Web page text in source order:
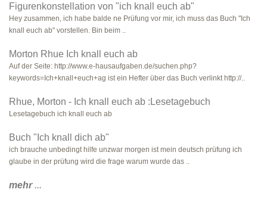
Figurenkonstellation von "ich knall euch ab"
Hey zusammen, ich habe balde ne Prüfung vor mir, ich muss das Buch "Ich
knall euch ab" vorstellen. Bin beim ..
Morton Rhue Ich knall euch ab
Auf der Seite: http://www.e-hausaufgaben.de/suchen.php?
keywords=Ich+knall+euch+ag ist ein Hefter über das Buch verlinkt http://..
Rhue, Morton - Ich knall euch ab :Lesetagebuch
Lesetagebuch ich knall euch ab
Buch "Ich knall dich ab"
ich brauche unbedingt hilfe unzwar morgen ist mein deutsch prüfung ich
glaube in der prüfung wird die frage warum wurde das ..
mehr...